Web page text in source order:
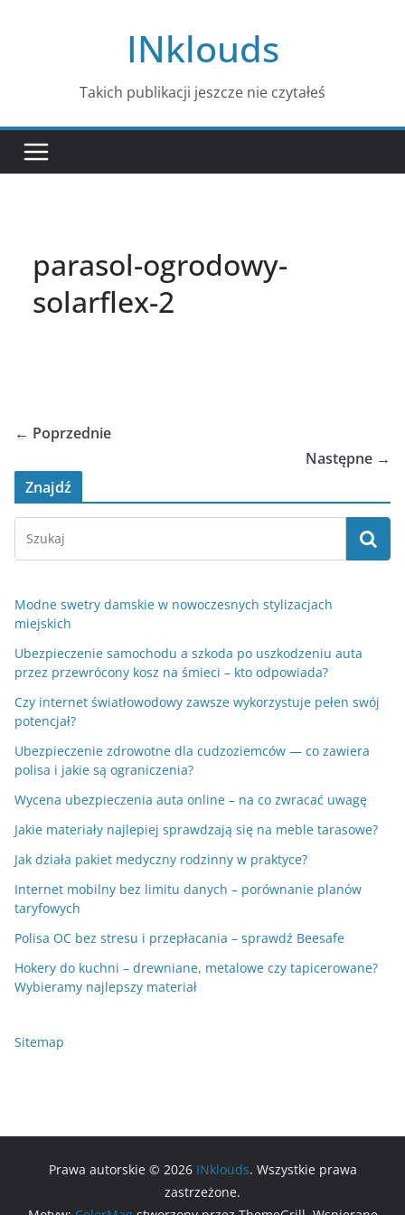
INklouds
Takich publikacji jeszcze nie czytałeś
parasol-ogrodowy-
solarflex-2
← Poprzednie
Następne →
Znajdź
Modne swetry damskie w nowoczesnych stylizacjach
miejskich
Ubezpieczenie samochodu a szkoda po uszkodzeniu auta
przez przewrócony kosz na śmieci – kto odpowiada?
Czy internet światłowodowy zawsze wykorzystuje pełen swój
potencjał?
Ubezpieczenie zdrowotne dla cudzoziemców — co zawiera
polisa i jakie są ograniczenia?
Wycena ubezpieczenia auta online – na co zwracać uwagę
Jakie materiały najlepiej sprawdzają się na meble tarasowe?
Jak działa pakiet medyczny rodzinny w praktyce?
Internet mobilny bez limitu danych – porównanie planów
taryfowych
Polisa OC bez stresu i przepłacania – sprawdź Beesafe
Hokery do kuchni – drewniane, metalowe czy tapicerowane?
Wybieramy najlepszy materiał
Sitemap
Prawa autorskie © 2026 INklouds. Wszystkie prawa
zastrzeżone.